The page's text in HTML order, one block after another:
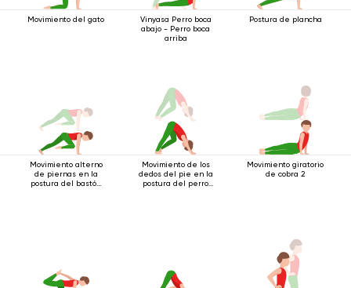
Movimiento del gato
Vinyasa Perro boca
abajo - Perro boca
arriba
Postura de plancha
Movimiento alterno
de piernas en la
postura del bastón
Movimiento de los
dedos del pie en la
postura del perro
Movimiento giratorio
de cobra 2